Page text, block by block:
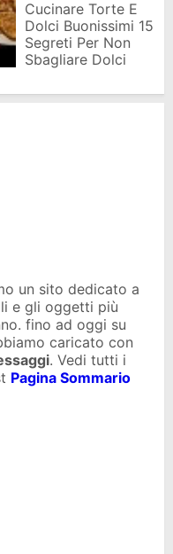
Cucinare Torte E
Dolci Buonissimi 15
Segreti Per Non
Sbagliare Dolci
un sito dedicato a
e gli oggetti più
fino ad oggi su
caricato con
. Vedi tutti i
Pagina Sommario